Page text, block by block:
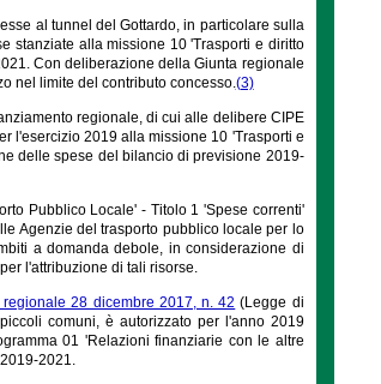
al tunnel del Gottardo, in particolare sulla
stanziate alla missione 10 'Trasporti e diritto
Con deliberazione della Giunta regionale
nel limite del contributo concesso.(3)
regionale, di cui alle delibere CIPE
l'esercizio 2019 alla missione 10 'Trasporti e
delle spese del bilancio di previsione 2019-
Pubblico Locale' - Titolo 1 'Spese correnti'
Agenzie del trasporto pubblico locale per lo
a domanda debole, in considerazione di
l'attribuzione di tali risorse.
28 dicembre 2017, n. 42 (Legge di
comuni, è autorizzato per l'anno 2019
01 'Relazioni finanziarie con le altre
2021.